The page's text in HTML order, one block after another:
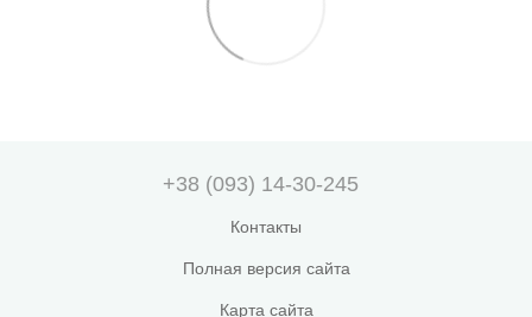
+38 (093) 14-30-245
Контакты
Полная версия сайта
Карта сайта